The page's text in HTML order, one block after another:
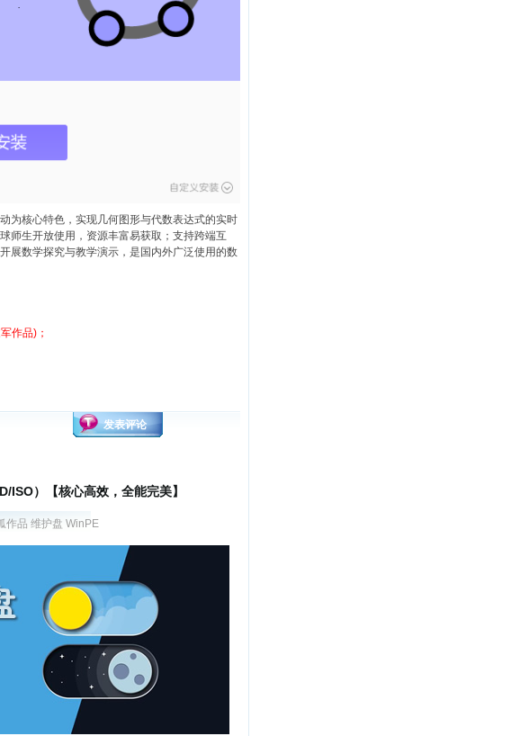
为核心特色，实现几何图形与代数表达式的实时
师生开放使用，资源丰富易获取；支持跨端互
展数学探究与教学演示，是国内外广泛使用的数
作品)；
发表评论
ISO）【核心高效，全能完美】
作品 维护盘 WinPE